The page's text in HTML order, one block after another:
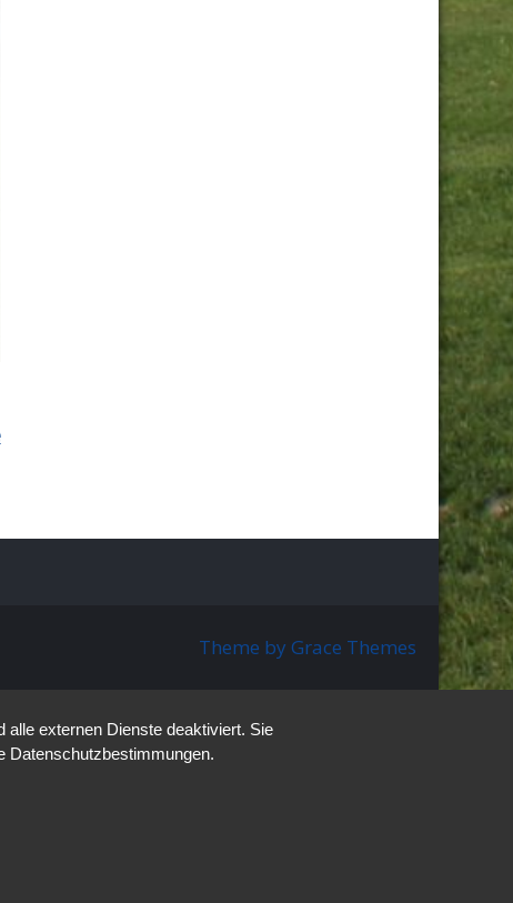
Theme by Grace Themes
externen Dienste deaktiviert. Sie
Datenschutzbestimmungen.